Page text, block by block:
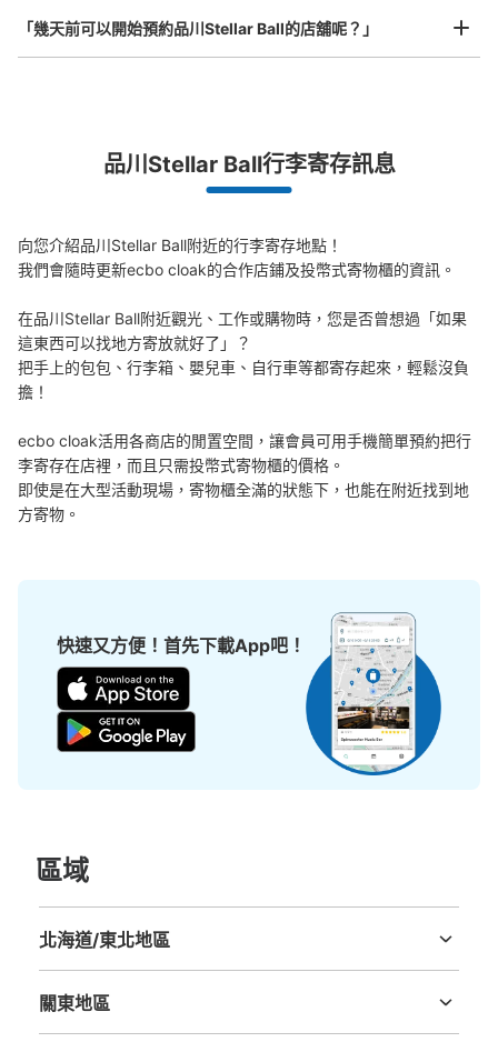
从JR品川駅站步行5分钟。
本日營業時間:10:00〜20:00
可保管的行李數
大的:18/ ¥500小的:36 / ¥300
付款方式
查看此投幣式儲物櫃的位置
京急の品川駅の改札に入って1番線ホーム行きの階段（エ
スカレーター）の下に設置、営業時間は始発から終電
大的:5/ ¥700中等的:5
付款方式
查看此投幣式儲物櫃的位置
發生行李破損、被偷等狀況時安心有保障
「幾天前可以開始預約品川Stellar Ball的店舖呢？」
品川Stellar Ball行李寄存訊息
向您介紹品川Stellar Ball附近的行李寄存地點！
我們會隨時更新ecbo cloak的合作店鋪及投幣式寄物櫃的資訊。
在品川Stellar Ball附近觀光、工作或購物時，您是否曾想過「如果
這東西可以找地方寄放就好了」？
把手上的包包、行李箱、嬰兒車、自行車等都寄存起來，輕鬆沒負
擔！
ecbo cloak活用各商店的閒置空間，讓會員可用手機簡單預約把行
李寄存在店裡，而且只需投幣式寄物櫃的價格。
即使是在大型活動現場，寄物櫃全滿的狀態下，也能在附近找到地
方寄物。
快速又方便！首先下載App吧！
區域
北海道/東北地區
關東地區